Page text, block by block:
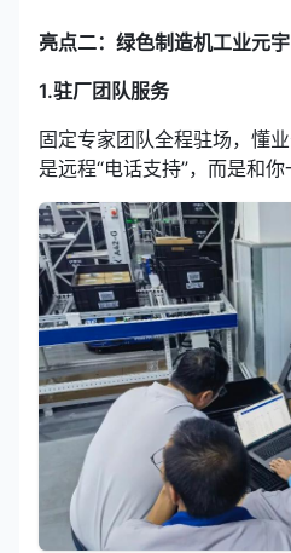
亮点二：绿色制造机工业元
1.驻厂团队服务
固定专家团队全程驻场，懂
是远程“电话支持”，而是和你